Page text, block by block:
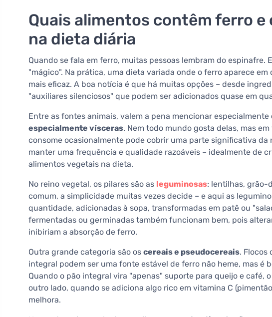
Quais alimentos contêm ferro
na dieta diária
Quando se fala em ferro, muitas pessoas lembram do espinafre.
"mágico". Na prática, uma dieta variada onde o ferro aparece
mais eficaz. A boa notícia é que há muitas opções – desde
"auxiliares silenciosos" que podem ser adicionados quase em
Entre as fontes animais, valem a pena mencionar especialmente
especialmente vísceras. Nem todo mundo gosta delas, mas
consome ocasionalmente pode cobrir uma parte significativa da
manter uma frequência e qualidade razoáveis – idealmente de
alimentos vegetais na dieta.
No reino vegetal, os pilares são as leguminosas: lentilhas, grão-
comum, a simplicidade muitas vezes decide – e aqui as
quantidade, adicionadas à sopa, transformadas em patê ou
fermentadas ou germinadas também funcionam bem, pois
inibiriam a absorção de ferro.
Outra grande categoria são os cereais e pseudocereais. Flocos
integral podem ser uma fonte estável de ferro não heme, mas é
Quando o pão integral vira "apenas" suporte para queijo e café,
outro lado, quando se adiciona algo rico em vitamina C
melhora.